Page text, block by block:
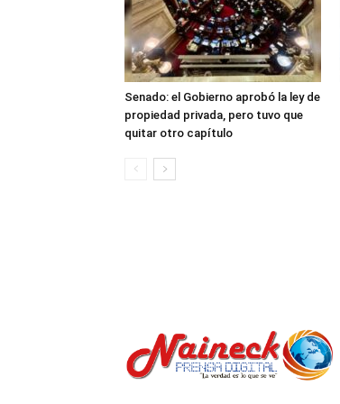
Senado: el Gobierno aprobó la ley de
propiedad privada, pero tuvo que
quitar otro capítulo